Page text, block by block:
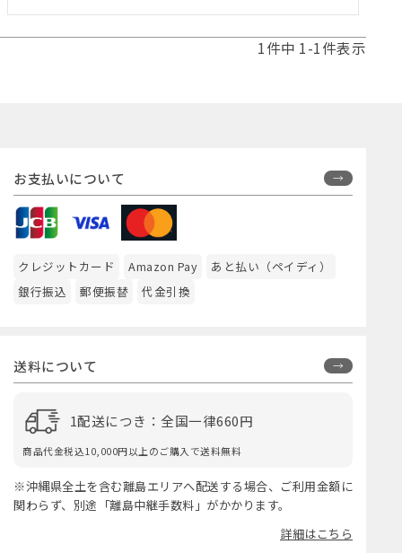
1件中 1-1件表示
お支払いについて
クレジットカード Amazon Pay
あと払い（ペイディ）
銀行振込
郵便振替 代金引換
送料について
1配送につき：全国一律660円
商品代金税込10,000円以上のご購入で送料無料
※沖縄県全土を含む離島エリアへ配送する場合、ご利用金額に
関わらず、別途「離島中継手数料」がかかります。
詳細はこちら